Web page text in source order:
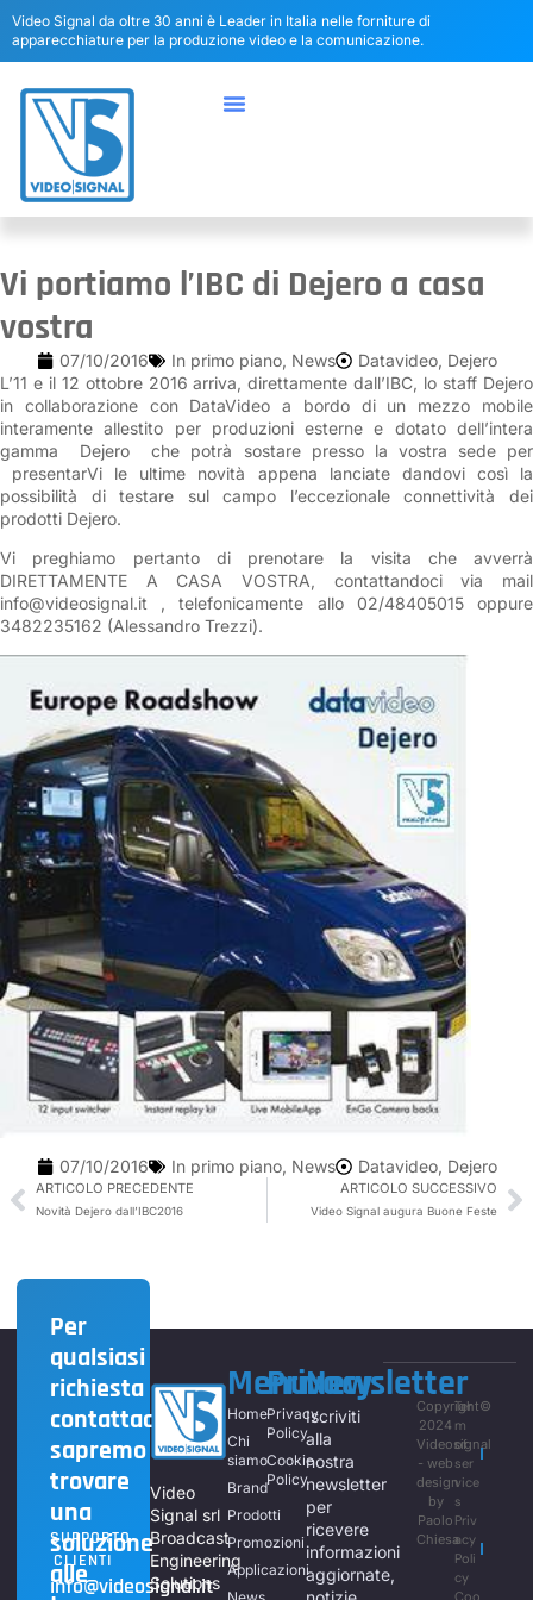
Video Signal da oltre 30 anni è Leader in Italia nelle forniture di
apparecchiature per la produzione video e la comunicazione.
Vi portiamo l’IBC di Dejero a casa
vostra
07/10/2016 In primo piano, News Datavideo, Dejero
L’11 e il 12 ottobre 2016 arriva, direttamente dall’IBC, lo staff Dejero
in collaborazione con DataVideo a bordo di un mezzo mobile
interamente allestito per produzioni esterne e dotato dell’intera
gamma Dejero che potrà sostare presso la vostra sede per
presentarVi le ultime novità appena lanciate dandovi così la
possibilità di testare sul campo l’eccezionale connettività dei
prodotti Dejero.
Vi preghiamo pertanto di prenotare la visita che avverrà
DIRETTAMENTE A CASA VOSTRA, contattandoci via mail
info@videosignal.it , telefonicamente allo 02/48405015 oppure
3482235162 (Alessandro Trezzi).
07/10/2016 In primo piano, News Datavideo, Dejero
ARTICOLO PRECEDENTE
Novità Dejero dall’IBC2016
ARTICOLO SUCCESSIVO
Video Signal augura Buone Feste
Per
qualsiasi
richiesta
contattaci,
sapremo
trovare
una
soluzione
alle
SUPPORTO
CLIENTI
info@videosignal.it
Video
Signal srl
Broadcast
Engineering
Solutions
Menu
Home
Chi
siamo
Brand
Prodotti
Promozioni
Applicazioni
Privacy
Privacy
Policy
Cookie
Policy
Newsletter
Iscriviti
alla
nostra
newsletter
per
ricevere
informazioni
aggiornate,
Copyright©
2024
Videosignal
- web
design
by
Paolo
Chiesa
Ter
m
of
ser
vice
s
Priv
acy
Poli
cy
Coo